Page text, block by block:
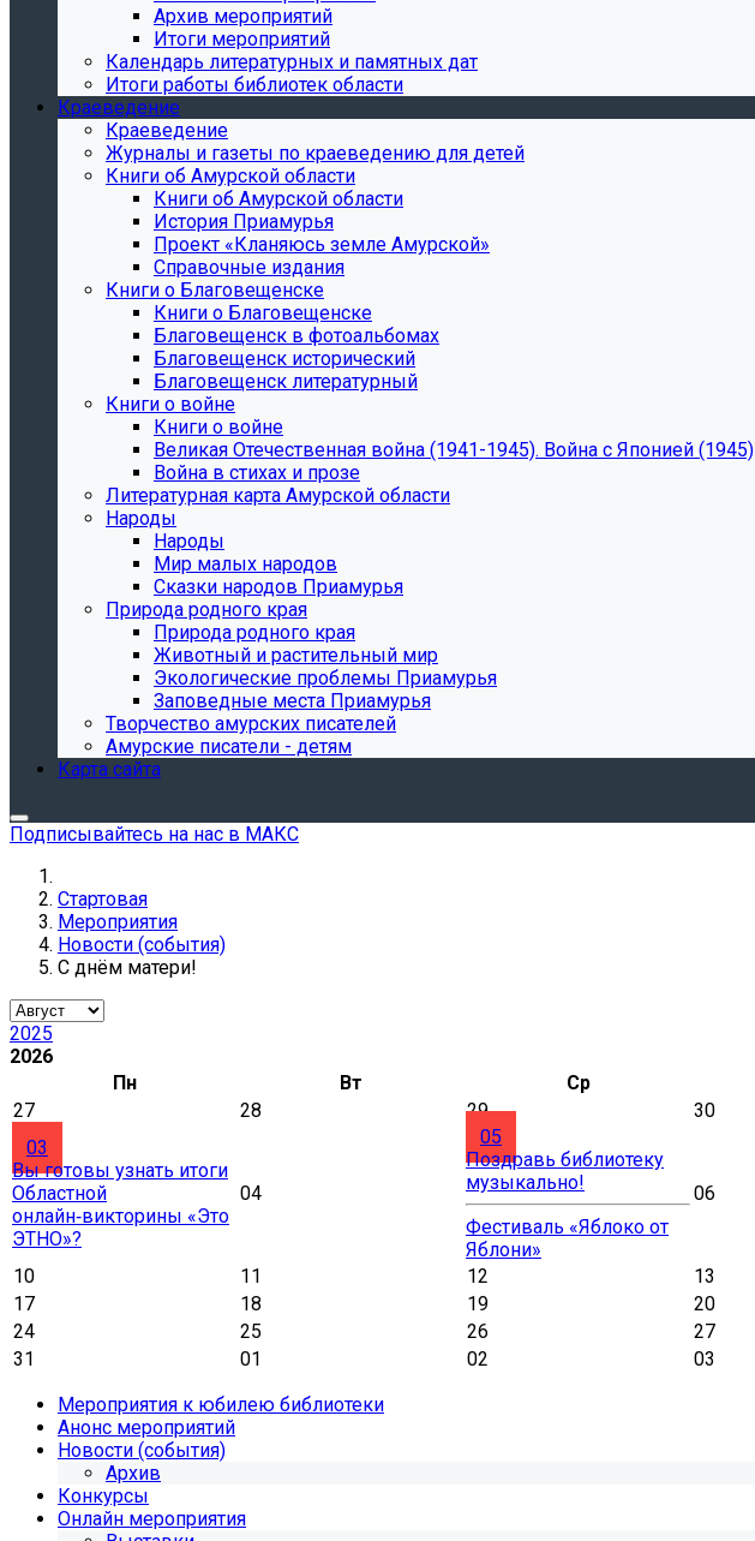
Архив мероприятий
Итоги мероприятий
Календарь литературных и памятных дат
Итоги работы библиотек области
Краеведение
Краеведение
Журналы и газеты по краеведению для детей
Книги об Амурской области
Книги об Амурской области
История Приамурья
Проект «Кланяюсь земле Амурской»
Справочные издания
Книги о Благовещенске
Книги о Благовещенске
Благовещенск в фотоальбомах
Благовещенск исторический
Благовещенск литературный
Книги о войне
Книги о войне
Великая Отечественная война (1941-1945). Война с Японией (1945)
Война в стихах и прозе
Литературная карта Амурской области
Народы
Народы
Мир малых народов
Сказки народов Приамурья
Природа родного края
Природа родного края
Животный и растительный мир
Экологические проблемы Приамурья
Заповедные места Приамурья
Творчество амурских писателей
Амурские писатели - детям
Карта сайта
Подписывайтесь на нас в МАКС
Стартовая
Мероприятия
Новости (события)
С днём матери!
2025
2026
Пн
Вт Ср
27
28 29 30
03
Вы готовы узнать итоги
Областной
онлайн‑викторины «Это
ЭТНО»?
04
05
Поздравь библиотеку
музыкально!
Фестиваль «Яблоко от
Яблони»
06
10 11 12 13
17
18 19 20
24
25 26 27
31
01 02 03
Мероприятия к юбилею библиотеки
Анонс мероприятий
Новости (события)
Архив
Конкурсы
Онлайн мероприятия